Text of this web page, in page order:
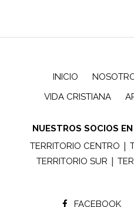
INICIO
VIDA CRISTIANA
NUESTROS SOCIOS
TERRITORIO CENTRO |
TERRITORIO SUR |
FACEBOOK